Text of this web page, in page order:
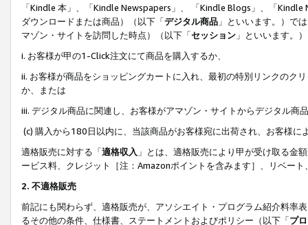
「Kindle 本」、「Kindle Newspapers」、 「Kindle Blogs」、「
ダウンロードまたは商品）（以下「デジタル商品 」といいます。）で
マゾン・サイトを訪問した時点）（以下「セッション 」といいます。
i. お客様が甲の1-Click注文にて商品を購入するか、
ii. お客様が商品をショッピングカートに入れ、最初の特別リンクのク
か、または
iii. デジタル商品に関連し、お客様がアマゾン・サイトからデジタル
(c) 購入から180日以内に、当該商品がお客様宛に出荷され、お客様
適格販売に対する「適格収入 」とは、適格販売により甲が受け取る金
ービス料、クレジット［注：Amazonポイントを含みます］、リベー
2. 不適格販売
前記にも関わらず、適格販売が、アソシエイト・プログラム紹介料率
るその他の条件、仕様書、ステートメントおよびポリシー（以下「プ